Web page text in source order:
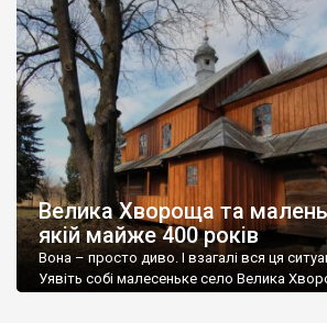
батько, дід та прадід Івана Франка.
Велика Хвороща та
якій майже 400 років
Вона – просто диво. І взагалі вся ця
Уявіть собі малесеньке село Велика